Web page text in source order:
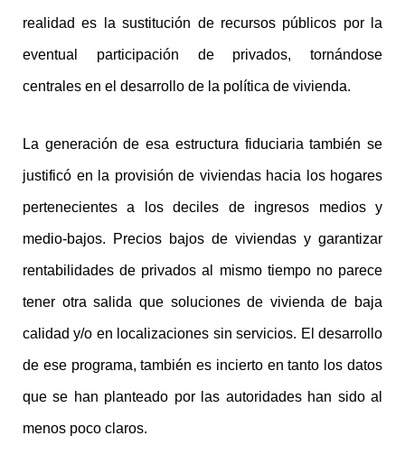
realidad es la sustitución de recursos públicos por la
eventual participación de privados, tornándose
centrales en el desarrollo de la política de vivienda.
La generación de esa estructura fiduciaria también se
justificó en la provisión de viviendas hacia los hogares
pertenecientes a los deciles de ingresos medios y
medio-bajos. Precios bajos de viviendas y garantizar
rentabilidades de privados al mismo tiempo no parece
tener otra salida que soluciones de vivienda de baja
calidad y/o en localizaciones sin servicios. El desarrollo
de ese programa, también es incierto en tanto los datos
que se han planteado por las autoridades han sido al
menos poco claros.